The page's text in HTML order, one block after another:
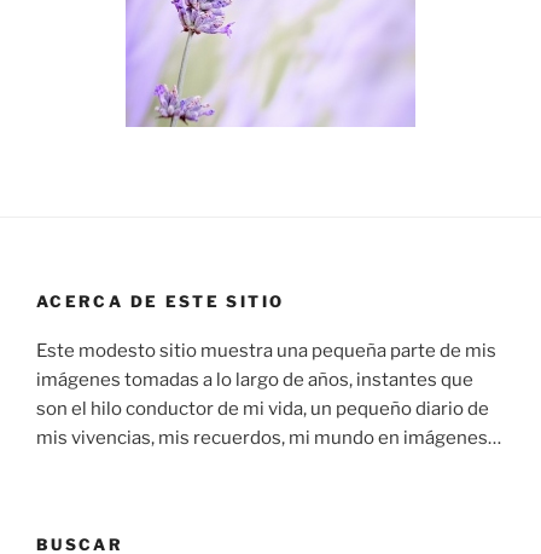
ACERCA DE ESTE SITIO
Este modesto sitio muestra una pequeña parte de mis
imágenes tomadas a lo largo de años, instantes que
son el hilo conductor de mi vida, un pequeño diario de
mis vivencias, mis recuerdos, mi mundo en imágenes…
BUSCAR